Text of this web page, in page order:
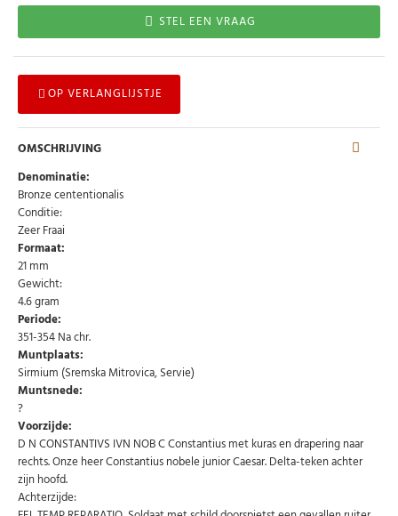
Schrijf u in voor onze gratis nieuwsbrief en ontvang
wekelijks een overzicht van de nieuwste munten en
Uw
STEL EEN VRAAG
OP VERLANGLIJSTJE
OMSCHRIJVING
Denominatie:
Bronze cententionalis
Conditie:
Zeer Fraai
Formaat:
21 mm
Gewicht:
4.6 gram
Periode:
351-354 Na chr.
Muntplaats:
Sirmium (Sremska Mitrovica, Servie)
Muntsnede:
?
Voorzijde:
D N CONSTANTIVS IVN NOB C Constantius met kuras en drapering naar
rechts. Onze heer Constantius nobele junior Caesar. Delta-teken achter
zijn hoofd.
Achterzijde: